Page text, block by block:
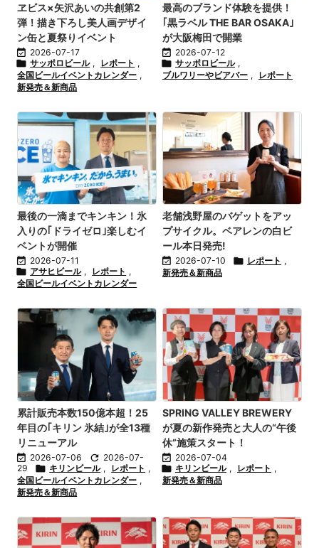
ヱビス×矢沢あいの共創第2
弾！描き下ろし美人画デザイ
ン缶と夏祭りイベント
 2026-07-17
 サッポロビール , レポート ,
全国ビールイベントカレンダー ,
新発売＆新商品
最高のブランド体験を提供！
｢黒ラベル THE BAR OSAKA｣
が大阪梅田で開業
 2026-07-12
 サッポロビール ,
ブルワリーやビアバー , レポート
最後の一滴までキンキン！氷
入りの｢ドライゼロ｣楽しむイ
ベントが開催
 2026-07-11
 アサヒビール , レポート ,
全国ビールイベントカレンダー
老舗浅野屋のバゲットをアッ
プサイクル。ベアレンの白ビ
ール本日発売!
 2026-07-10  レポート ,
新発売＆新商品
累計販売本数150億本超！25
年目の｢キリン 氷結｣が全13種
リニューアル
 2026-07-06  2026-07-
29
 キリンビール , レポート ,
全国ビールイベントカレンダー ,
新発売＆新商品
SPRING VALLEY BREWERY
が夏の新作発売と大人の“午後
休”施策スタート！
 2026-07-04
 キリンビール , レポート ,
新発売＆新商品